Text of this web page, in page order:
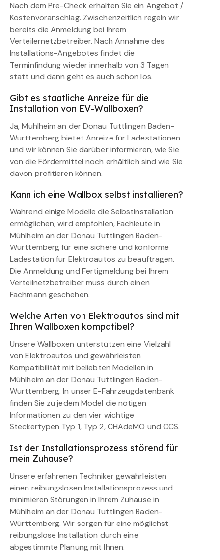
Nach dem Pre-Check erhalten Sie ein Angebot /
Kostenvoranschlag. Zwischenzeitlich regeln wir
bereits die Anmeldung bei Ihrem
Verteilernetzbetreiber. Nach Annahme des
Installations-Angebotes findet die
Terminfindung wieder innerhalb von 3 Tagen
statt und dann geht es auch schon los.
Gibt es staatliche Anreize für die
Installation von EV-Wallboxen?
Ja, Mühlheim an der Donau Tuttlingen Baden-
Württemberg bietet Anreize für Ladestationen
und wir können Sie darüber informieren, wie Sie
von die Fördermittel noch erhältlich sind wie Sie
davon profitieren können.
Kann ich eine Wallbox selbst installieren?
Während einige Modelle die Selbstinstallation
ermöglichen, wird empfohlen, Fachleute in
Mühlheim an der Donau Tuttlingen Baden-
Württemberg für eine sichere und konforme
Ladestation für Elektroautos zu beauftragen.
Die Anmeldung und Fertigmeldung bei Ihrem
Verteilnetzbetreiber muss durch einen
Fachmann geschehen.
Welche Arten von Elektroautos sind mit
Ihren Wallboxen kompatibel?
Unsere Wallboxen unterstützen eine Vielzahl
von Elektroautos und gewährleisten
Kompatibilität mit beliebten Modellen in
Mühlheim an der Donau Tuttlingen Baden-
Württemberg. In unser E-Fahrzeugdatenbank
finden Sie zu jedem Model die nötigen
Informationen zu den vier wichtige
Steckertypen Typ 1, Typ 2, CHAdeMO und CCS.
Ist der Installationsprozess störend für
mein Zuhause?
Unsere erfahrenen Techniker gewährleisten
einen reibungslosen Installationsprozess und
minimieren Störungen in Ihrem Zuhause in
Mühlheim an der Donau Tuttlingen Baden-
Württemberg. Wir sorgen für eine möglichst
reibungslose Installation durch eine
abgestimmte Planung mit Ihnen.